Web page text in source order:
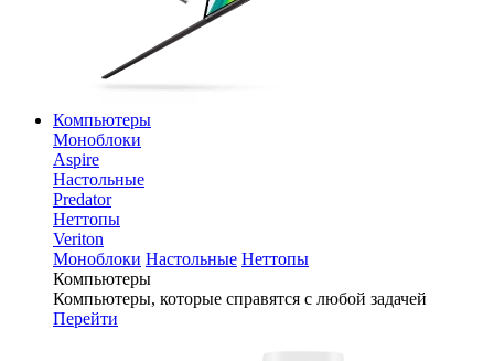
Компьютеры
Моноблоки
Aspire
Настольные
Predator
Неттопы
Veriton
Моноблоки Настольные Неттопы
Компьютеры
Компьютеры, которые справятся с любой задачей
Перейти